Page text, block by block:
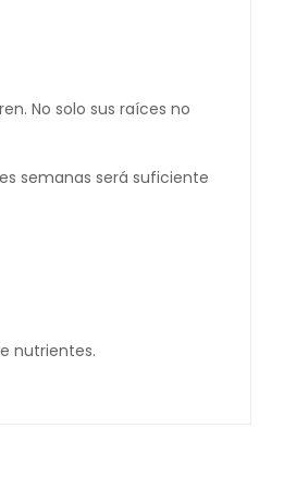
No solo sus raíces no
semanas será suficiente
nutrientes.